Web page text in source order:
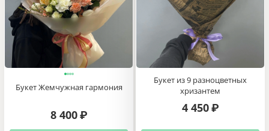
Букет Жемчужная гармония
8 400 ₽
Букет из 9 разноцветных
хризантем
4 450 ₽